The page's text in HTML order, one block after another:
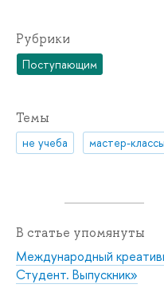
Рубрики
Поступающим
Темы
не учеба мастер-классы
В статье упомянуты
Международный
Студент. Выпускник»